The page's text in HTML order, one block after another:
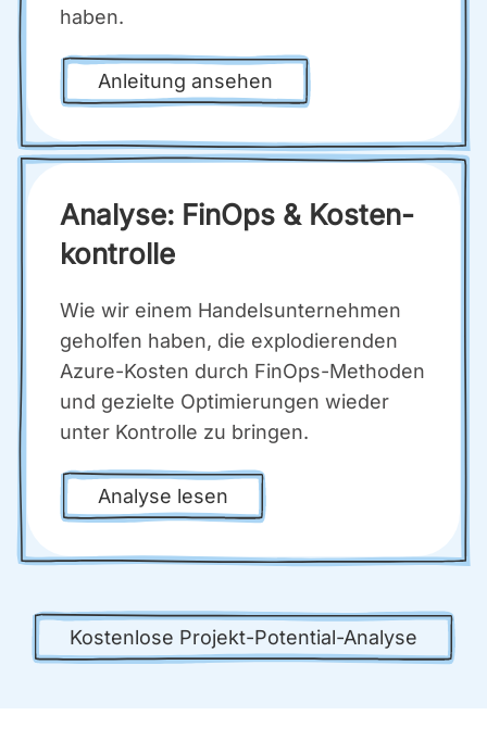
haben.
Anlei­tung anse­hen
Ana­ly­se: Fin­Ops & Kos­ten­
kon­trol­le
Wie wir einem Han­dels­un­ter­neh­men
gehol­fen haben, die explo­die­ren­den
Azu­re-Kos­ten durch Fin­Ops-Metho­den
und geziel­te Opti­mie­run­gen wie­der
unter Kon­trol­le zu brin­gen.
Ana­ly­se lesen
Kos­ten­lo­se Pro­jekt-Poten­ti­al-Ana­ly­se